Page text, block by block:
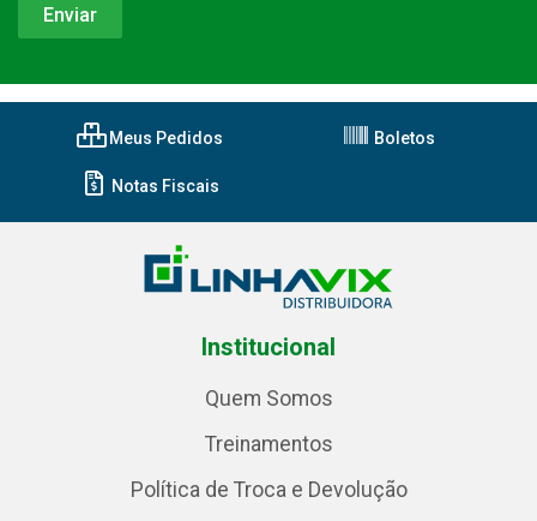
Meus Pedidos Boletos
Notas Fiscais
Institucional
Quem Somos
Treinamentos
Política de Troca e Devolução